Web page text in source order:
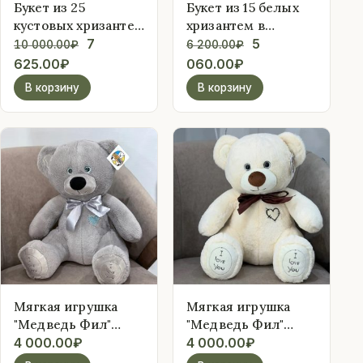
Букет из 25
кустовых хризантем
в упаковке
10 000.00₽
Первоначальная
составляла
000.00₽.
7
625.00₽
цена:
7
625.00₽.
В корзину
Букет из 15 белых
хризантем в
упаковке
6 200.00₽
Первоначальная
составляла
6
200.00₽.
5
060.00₽
цена:
5
060.00₽.
В корзину
Мягкая игрушка
"Медведь Фил"
38см, серый
4 000.00₽
Мягкая игрушка
"Медведь Фил"
38см, белый
4 000.00₽